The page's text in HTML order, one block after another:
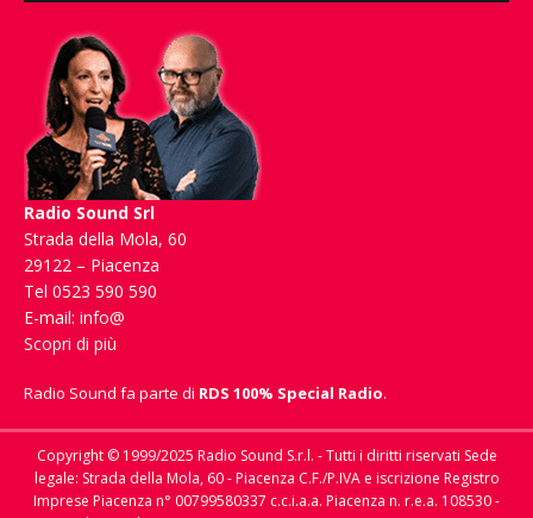
Radio Sound Srl
Strada della Mola, 60
29122 – Piacenza
Tel 0523 590 590
E-mail: info@
Scopri di più
Radio Sound fa parte di RDS 100% Special Radio.
Copyright © 1999/2025 Radio Sound S.r.l. - Tutti i diritti riservati Sede
legale: Strada della Mola, 60 - Piacenza C.F./P.IVA e iscrizione Registro
Imprese Piacenza n° 00799580337 c.c.i.a.a. Piacenza n. r.e.a. 108530 -